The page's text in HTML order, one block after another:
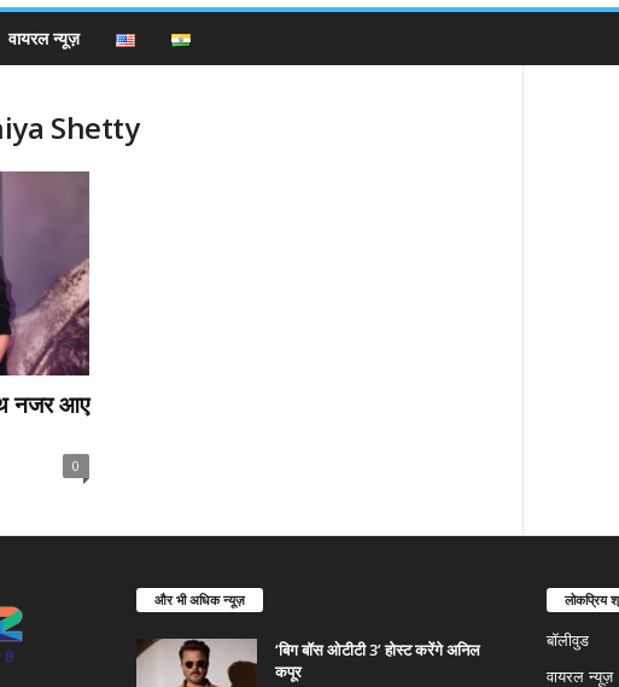
वायरल न्यूज़
Shetty
नजर आए
0
और भी अधिक न्यूज़
‘बिग बॉस ओटीटी 3’ होस्ट करेंगे अनिल
कपूर
लोकप्रिय
बॉलीवुड
वायरल न्यूज़